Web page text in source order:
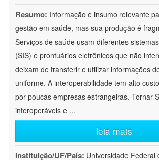
Resumo: Informação é insumo relevante
gestão em saúde, mas sua produção é
Serviços de saúde usam diferentes
(SIS) e prontuários eletrônicos que não
deixam de transferir e utilizar informações
uniforme. A interoperabilidade tem alto
por poucas empresas estrangeiras. Tornar
interoperáveis e ...
leia mais
Instituição/UF/País: Universidade Federal